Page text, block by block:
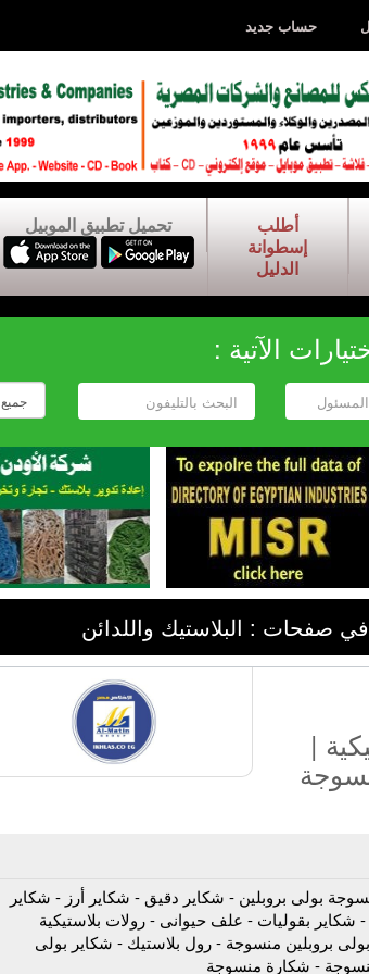
حساب جديد
أطلب
إسطوانة
الدليل
تحميل تطبيق الموبيل
الآتية :
صفحات : البلاستيك واللدائن
|
بولى بروبلين - شكاير دقيق - شكاير أرز - شكاير
بقوليات - علف حيوانى - رولات بلاستيكية
بروبلين منسوجة - رول بلاستيك - شكاير بولى
- شكارة منسوجة